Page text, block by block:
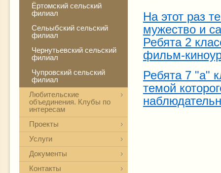
Ёртомский сельский
филиал
Сельыбский сельский
филиал
Чернутьевский сельский
филиал
Чупровский сельский
филиал
Любительские
объединения. Клубы по
интересам
Проекты
Услуги
Документы
Контакты
На этот раз
мужество и
Ребята 2
фильм-
Ребята 7 "а"
темой